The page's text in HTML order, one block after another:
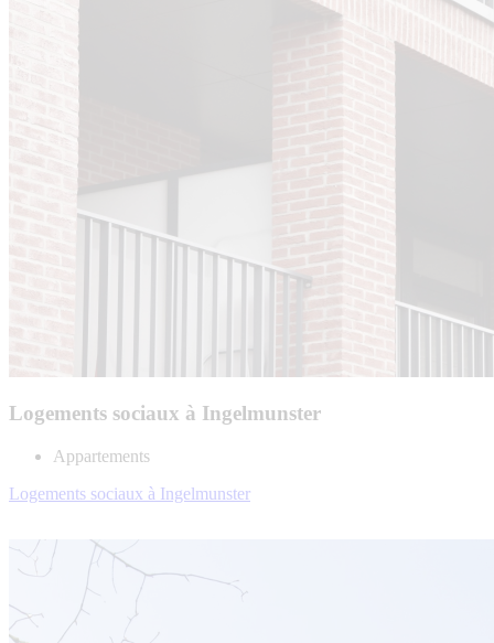
Logements sociaux à Ingelmunster
Appartements
Logements sociaux à Ingelmunster